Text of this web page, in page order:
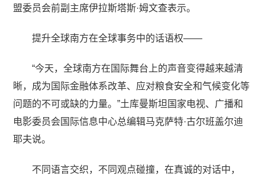
盟委员会前副主席伊拉斯塔斯·姆文查表示。
提升全球南方在全球事务中的话语权——
“今天，全球南方在国际舞台上的声音变得越来越清
晰，成为国际金融体系改革、应对粮食安全和气候变化等
问题的不可或缺的力量。”土库曼斯坦国家电视、广播和
电影委员会国际信息中心总编辑马克萨特·古尔班盖尔迪
耶夫说。
不同语言交织，不同观点碰撞，在真诚的对话中，